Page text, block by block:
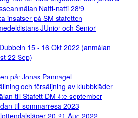
Natti-natti 28/9
insatser på SM stafetten
JUnior och Senior
15 - 16 Okt 2022 (anmälan
22 Sep)
på: Jonas Pannagel
och försäljning av klubbkläder
till Stafett DM 4:e september
till sommarresa 2023
20-21 Aug 2022